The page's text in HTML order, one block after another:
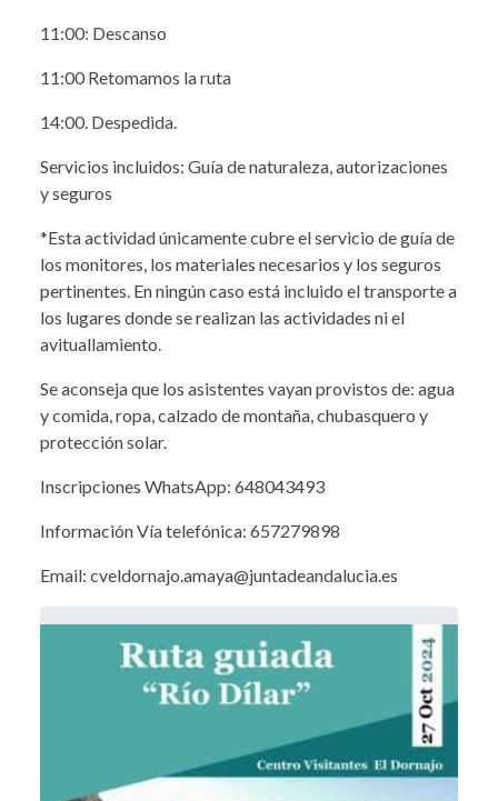
11:00: Descanso
11:00 Retomamos la ruta
14:00. Despedida.
Servicios incluidos: Guía de naturaleza, autorizaciones
y seguros
*Esta actividad únicamente cubre el servicio de guía de
los monitores, los materiales necesarios y los seguros
pertinentes. En ningún caso está incluido el transporte a
los lugares donde se realizan las actividades ni el
avituallamiento.
Se aconseja que los asistentes vayan provistos de: agua
y comida, ropa, calzado de montaña, chubasquero y
protección solar.
Inscripciones WhatsApp: 648043493
Información Vía telefónica: 657279898
Email: cveldornajo.amaya@juntadeandalucia.es